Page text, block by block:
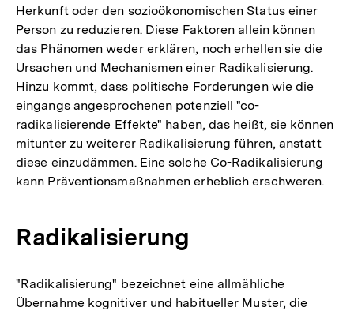
Herkunft oder den sozioökonomischen Status einer
Person zu reduzieren. Diese Faktoren allein können
das Phänomen weder erklären, noch erhellen sie die
Ursachen und Mechanismen einer Radikalisierung.
Hinzu kommt, dass politische Forderungen wie die
eingangs angesprochenen potenziell "co-
radikalisierende Effekte" haben, das heißt, sie können
mitunter zu weiterer Radikalisierung führen, anstatt
diese einzudämmen. Eine solche Co-Radikalisierung
kann Präventionsmaßnahmen erheblich erschweren.
Radikalisierung
"Radikalisierung" bezeichnet eine allmähliche
Übernahme kognitiver und habitueller Muster, die